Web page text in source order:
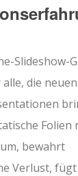
Slideshow-
die
Folien
bewahrt
Verlust, fügt